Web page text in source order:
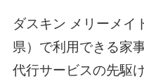
ダスキン メリーメイ
県）で利用できる家
代行サービスの先駆